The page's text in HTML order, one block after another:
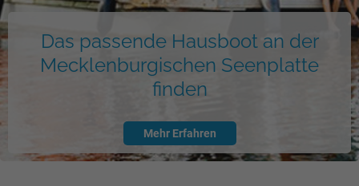
Das passende Hausboot an der
Mecklenburgischen Seenplatte
finden
Mehr Erfahren